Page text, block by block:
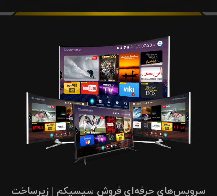
سرویس‌های حرفه‌ای فروش سیسیکم | زیرساخت